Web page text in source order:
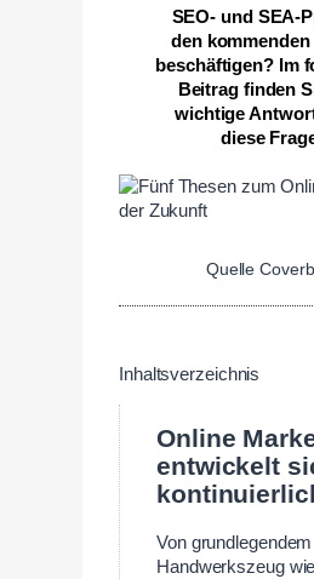
SEO- und SEA-
den
beschäftigen? Im
Beitrag finden
wichtige
diese
Quelle
Inhaltsverzeichnis
Online
entwickelt
Von grundlegendem
Handwerkszeug